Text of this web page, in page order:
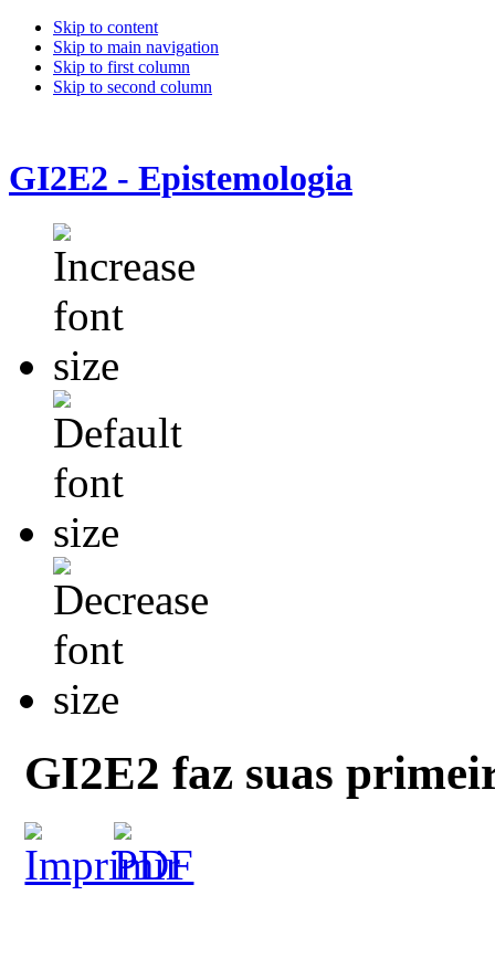
Skip to content
Skip to main navigation
Skip to first column
Skip to second column
GI2E2 - Epistemologia
GI2E2 faz suas